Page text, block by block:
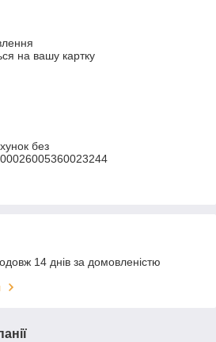
на вашу картку
без
14 днів за домовленістю